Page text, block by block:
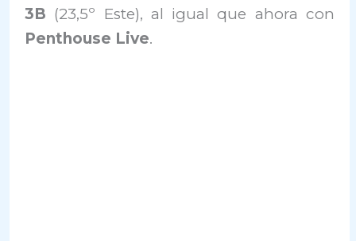
3B (23,5º Este), al igual que ahora con
Penthouse Live.